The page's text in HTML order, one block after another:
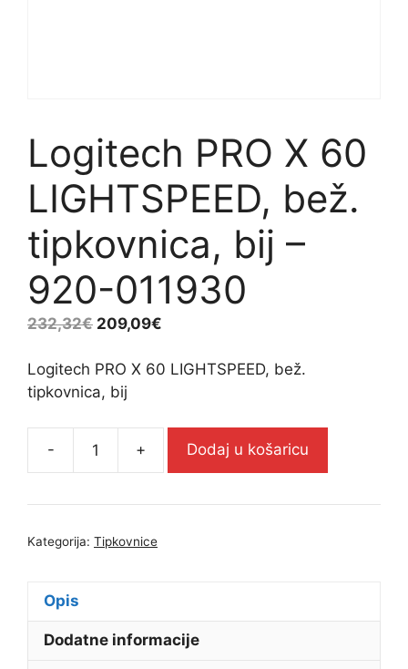
Logitech PRO X 60
LIGHTSPEED, bež.
tipkovnica, bij –
920-011930
232,32€ 209,09€
Logitech PRO X 60 LIGHTSPEED, bež.
tipkovnica, bij
-
Logitech
X
bij
-
+ Dodaj u košaricu
Kategorija: Tipkovnice
Opis
Dodatne informacije